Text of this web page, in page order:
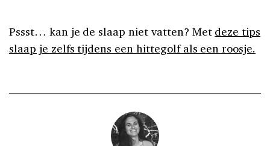
Pssst… kan je de slaap niet vatten? Met deze tips
slaap je zelfs tijdens een hittegolf als een roosje.